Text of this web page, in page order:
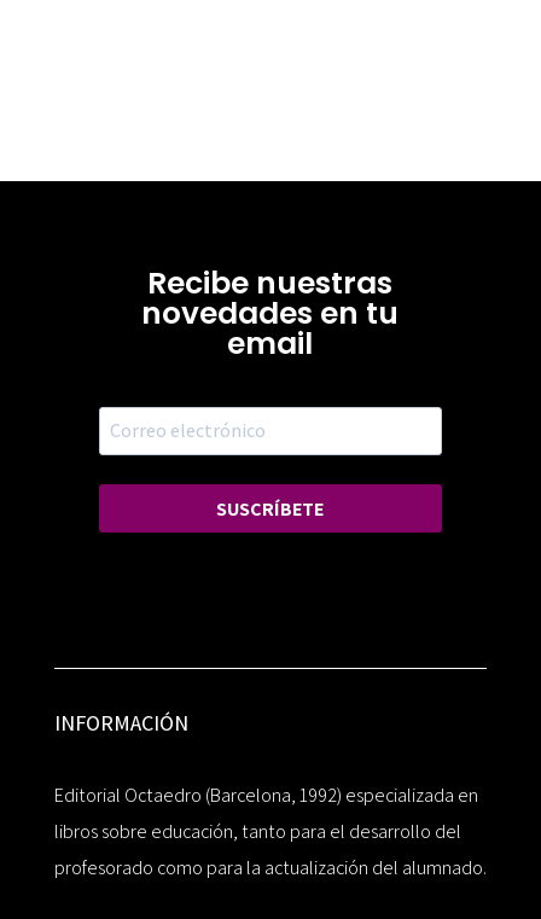
Recibe nuestras
novedades en tu
email
SUSCRÍBETE
INFORMACIÓN
Editorial Octaedro (Barcelona, 1992) especializada en
libros sobre educación, tanto para el desarrollo del
profesorado como para la actualización del alumnado.